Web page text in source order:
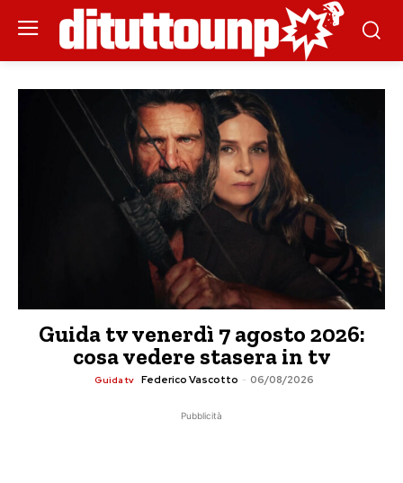
Guida tv venerdì 7 agosto 2026:
cosa vedere stasera in tv
Guida tv Federico Vascotto - 06/08/2026
Pubblicità